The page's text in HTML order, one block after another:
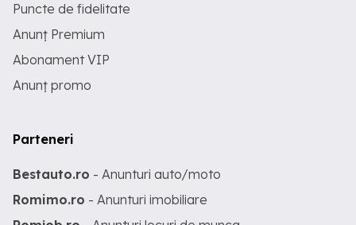
Puncte de fidelitate
Anunț Premium
Abonament VIP
Anunț promo
Parteneri
Bestauto.ro - Anunturi auto/moto
Romimo.ro - Anunturi imobiliare